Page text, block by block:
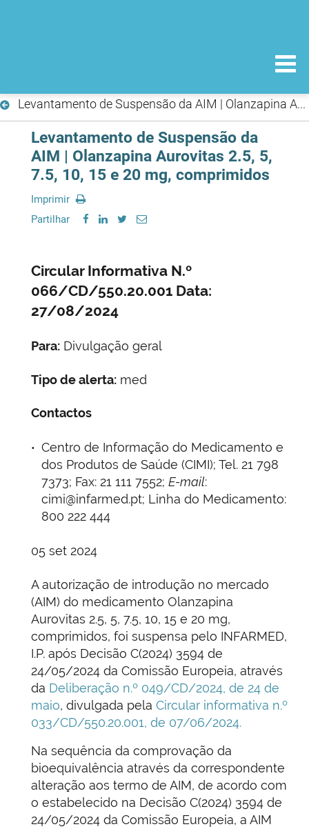
Levantamento de Suspensão da AIM | Olanzapina Aurovitas 2.5, 5, 7.5, 10, 15 e 20 mg, comprimidos
Levantamento de Suspensão da
AIM | Olanzapina Aurovitas 2.5, 5,
7.5, 10, 15 e 20 mg, comprimidos
Imprimir
Partilhar
Circular Informativa N.º
066/CD/550.20.001 Data:
27/08/2024
Para: Divulgação geral
Tipo de alerta: med
Contactos
Centro de Informação do Medicamento e
dos Produtos de Saúde (CIMI); Tel. 21 798
7373; Fax: 21 111 7552; E-mail:
cimi@infarmed.pt; Linha do Medicamento:
800 222 444
05 set 2024
A autorização de introdução no mercado
(AIM) do medicamento Olanzapina
Aurovitas 2.5, 5, 7.5, 10, 15 e 20 mg,
comprimidos, foi suspensa pelo INFARMED,
I.P. após Decisão C(2024) 3594 de
24/05/2024 da Comissão Europeia, através
da Deliberação n.º 049/CD/2024, de 24 de
maio, divulgada pela Circular informativa n.º
033/CD/550.20.001, de 07/06/2024.
Na sequência da comprovação da
bioequivalência através da correspondente
alteração aos termo de AIM, de acordo com
o estabelecido na Decisão C(2024) 3594 de
24/05/2024 da Comissão Europeia, a AIM